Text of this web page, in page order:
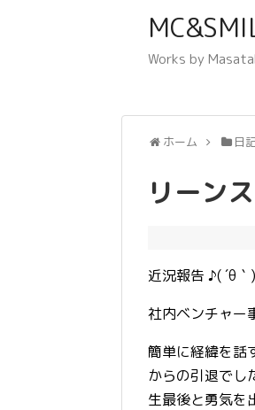
Works by
ホーム 日
リーン
近況報告 ♪( ´θ｀)
社内ベンチャー
簡単に経緯を話
からの引退でし
生最後と勇気を